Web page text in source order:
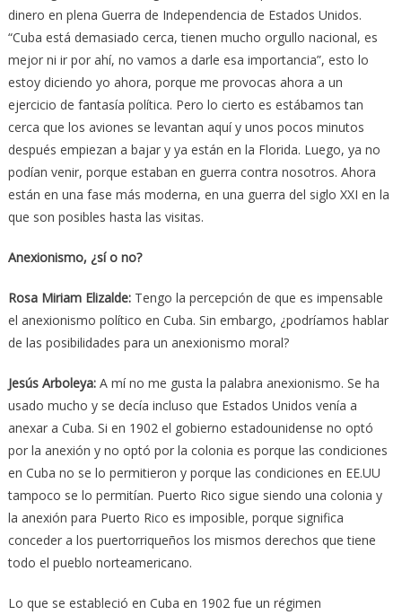
dinero en plena Guerra de Independencia de Estados Unidos.
“Cuba está demasiado cerca, tienen mucho orgullo nacional, es
mejor ni ir por ahí, no vamos a darle esa importancia”, esto lo
estoy diciendo yo ahora, porque me provocas ahora a un
ejercicio de fantasía política. Pero lo cierto es estábamos tan
cerca que los aviones se levantan aquí y unos pocos minutos
después empiezan a bajar y ya están en la Florida. Luego, ya no
podían venir, porque estaban en guerra contra nosotros. Ahora
están en una fase más moderna, en una guerra del siglo XXI en la
que son posibles hasta las visitas.
Anexionismo, ¿sí o no?
Rosa Miriam Elizalde: Tengo la percepción de que es impensable
el anexionismo político en Cuba. Sin embargo, ¿podríamos hablar
de las posibilidades para un anexionismo moral?
Jesús Arboleya:A mí no me gusta la palabra anexionismo. Se ha
usado mucho y se decía incluso que Estados Unidos venía a
anexar a Cuba. Si en 1902 el gobierno estadounidense no optó
por la anexión y no optó por la colonia es porque las condiciones
en Cuba no se lo permitieron y porque las condiciones en EE.UU
tampoco se lo permitían. Puerto Rico sigue siendo una colonia y
la anexión para Puerto Rico es imposible, porque significa
conceder a los puertorriqueños los mismos derechos que tiene
todo el pueblo norteamericano.
Lo que se estableció en Cuba en 1902 fue un régimen